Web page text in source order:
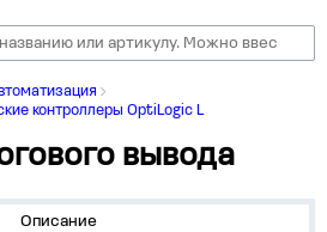
контроллеры OptiLogic L
вывода
Описание